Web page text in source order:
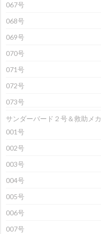
067号
068号
069号
070号
071号
072号
073号
サンダーバード２号＆救助メカ
001号
002号
003号
004号
005号
006号
007号